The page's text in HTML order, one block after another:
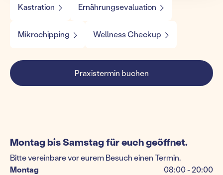
Kastration Ernährungsevaluation
Mikrochipping Wellness Checkup
Praxistermin buchen
Montag bis Samstag für euch geöffnet.
Bitte vereinbare vor eurem Besuch einen Termin.
Montag
08:00 - 20:00